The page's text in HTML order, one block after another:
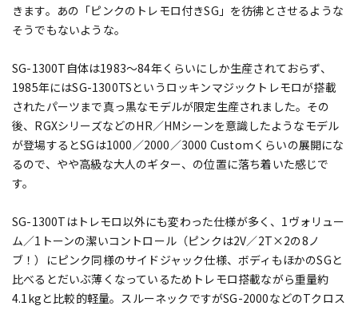
きます。あの「ピンクのトレモロ付きSG」を彷彿とさせるような
そうでもないような。
SG-1300T自体は1983～84年くらいにしか生産されておらず、
1985年にはSG-1300TSというロッキンマジックトレモロが搭載
されたパーツまで真っ黒なモデルが限定生産されました。その
後、RGXシリーズなどのHR／HMシーンを意識したようなモデル
が登場するとSGは1000／2000／3000 Customくらいの展開にな
るので、やや高級な大人のギター、の位置に落ち着いた感じで
す。
SG-1300Tはトレモロ以外にも変わった仕様が多く、1ヴォリュー
ム／1トーンの潔いコントロール（ピンクは2V／2T×2の8ノ
ブ！）にピンク同様のサイドジャック仕様、ボディもほかのSGと
比べるとだいぶ薄くなっているためトレモロ搭載ながら重量約
4.1kgと比較的軽量。スルーネックですがSG-2000などのTクロス